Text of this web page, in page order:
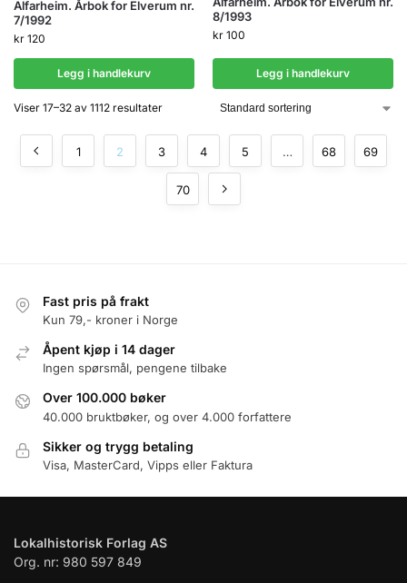
Alfarheim. Årbok for Elverum nr.
7/1992
kr 120
Legg i handlekurv
8/1993
kr 100
Legg i handlekurv
Viser 17–32 av 1112 resultater
1 2 3 4 5 … 68 69
70
Fast pris på frakt
Kun 79,- kroner i Norge
Åpent kjøp i 14 dager
Ingen spørsmål, pengene tilbake
Over 100.000 bøker
40.000 bruktbøker, og over 4.000 forfattere
Sikker og trygg betaling
Visa, MasterCard, Vipps eller Faktura
Lokalhistorisk Forlag AS
Org. nr: 980 597 849